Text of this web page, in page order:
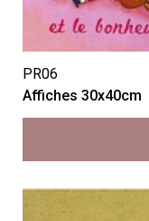
PR06
Affiches 30x40cm